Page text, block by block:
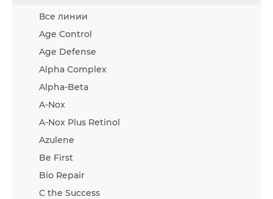
Все линии
Age Control
Age Defense
Alpha Complex
Alpha-Beta
A-Nox
A-Nox Plus Retinol
Azulene
Be First
Bio Repair
C the Success